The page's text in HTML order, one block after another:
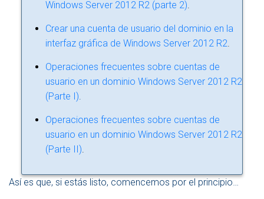
Windows Server 2012 R2 (parte 2).
Crear una cuenta de usuario del dominio en la
interfaz gráfica de Windows Server 2012 R2.
Operaciones frecuentes sobre cuentas de
usuario en un dominio Windows Server 2012 R2
(Parte I).
Operaciones frecuentes sobre cuentas de
usuario en un dominio Windows Server 2012 R2
(Parte II).
Así es que, si estás listo, comencemos por el principio…